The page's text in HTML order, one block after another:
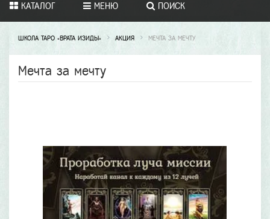
КАТАЛОГ МЕНЮ ПОИСК
ШКОЛА ТАРО «ВРАТА ИЗИДЫ» АКЦИЯ МЕЧТА ЗА МЕЧТУ
Мечта за мечту